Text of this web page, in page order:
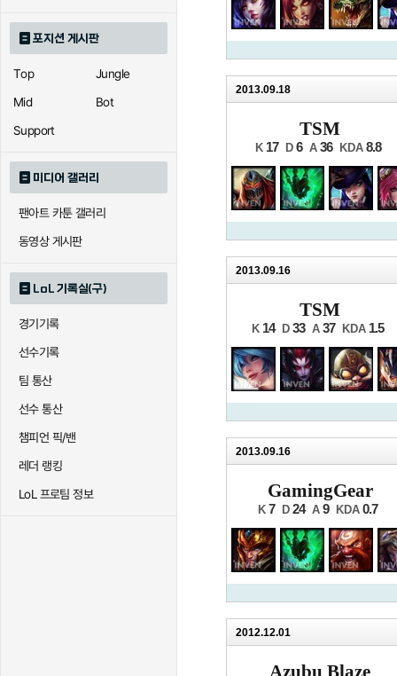
포지션 게시판
Top
Jungle
Mid
Bot
Support
미디어 갤러리
팬아트 카툰 갤러리
동영상 게시판
LoL 기록실(구)
경기기록
선수기록
팀 통산
선수 통산
챔피언 픽/밴
레더 랭킹
LoL 프로팀 정보
2013.09.18
TSM
K 17 D 6 A 36 KDA 8.8
2013.09.16
TSM
K 14 D 33 A 37 KDA 1.5
2013.09.16
GamingGear
K 7 D 24 A 9 KDA 0.7
2012.12.01
Azubu Blaze